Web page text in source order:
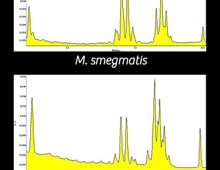
M. smegmatis